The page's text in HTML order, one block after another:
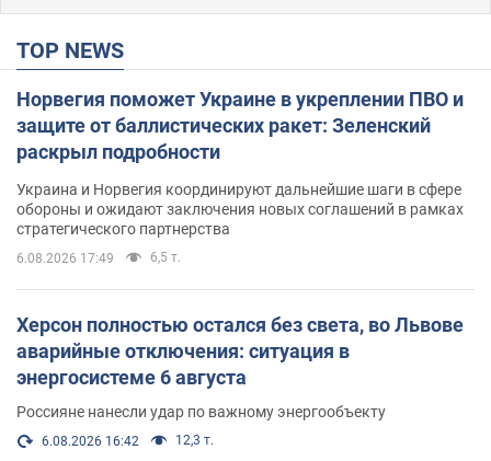
TOP NEWS
Норвегия поможет Украине в укреплении ПВО и
защите от баллистических ракет: Зеленский
раскрыл подробности
Украина и Норвегия координируют дальнейшие шаги в сфере
обороны и ожидают заключения новых соглашений в рамках
стратегического партнерства
6.08.2026 17:49 6,5 т.
Херсон полностью остался без света, во Львове
аварийные отключения: ситуация в
энергосистеме 6 августа
Россияне нанесли удар по важному энергообъекту
6.08.2026 16:42 12,3 т.